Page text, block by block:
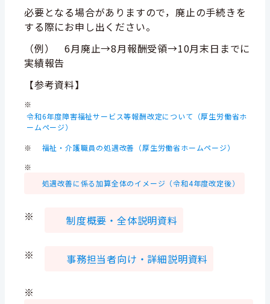
必要となる場合がありますので，廃止の手続きを
する際にお申し出ください。
（例） 6月廃止→8月報酬受領→10月末日までに
実績報告
【参考資料】
※
令和6年度障害福祉サービス等報酬改定について（厚生労働省ホ
ームページ）
※
福祉・介護職員の処遇改善（厚生労働省ホームページ）
※
処遇改善に係る加算全体のイメージ（令和4年度改定後）
※ 制度概要・全体説明資料
※ 事務担当者向け・詳細説明資料
※